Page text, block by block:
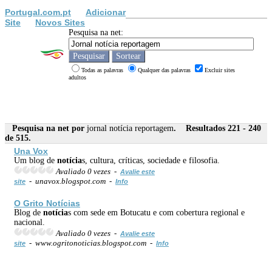
Portugal.com.pt
Adicionar
Site
Novos Sites
Pesquisa na net:
Todas as palavras Qualquer das palavras
Excluir sites
adultos
Pesquisa na net por jornal notícia reportagem. Resultados 221 - 240
de 515.
Una Vox
Um blog de notícias, cultura, críticas, sociedade e filosofia.
Avaliado 0 vezes - Avalie este
site - unavox.blogspot.com - Info
O Grito Notícias
Blog de notícias com sede em Botucatu e com cobertura regional e
nacional.
Avaliado 0 vezes - Avalie este
site - www.ogritonoticias.blogspot.com - Info